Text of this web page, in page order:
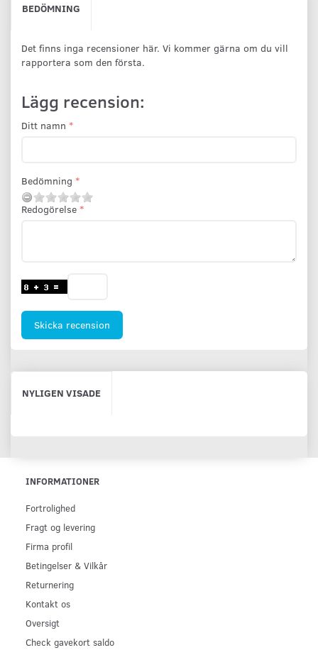
BEDÖMNING
Det finns inga recensioner här. Vi kommer gärna om du vill
rapportera som den första.
Lägg recension:
Ditt namn
Bedömning
Redogörelse
Skicka recension
NYLIGEN VISADE
INFORMATIONER
Fortrolighed
Fragt og levering
Firma profil
Betingelser & Vilkår
Returnering
Kontakt os
Oversigt
Check gavekort saldo